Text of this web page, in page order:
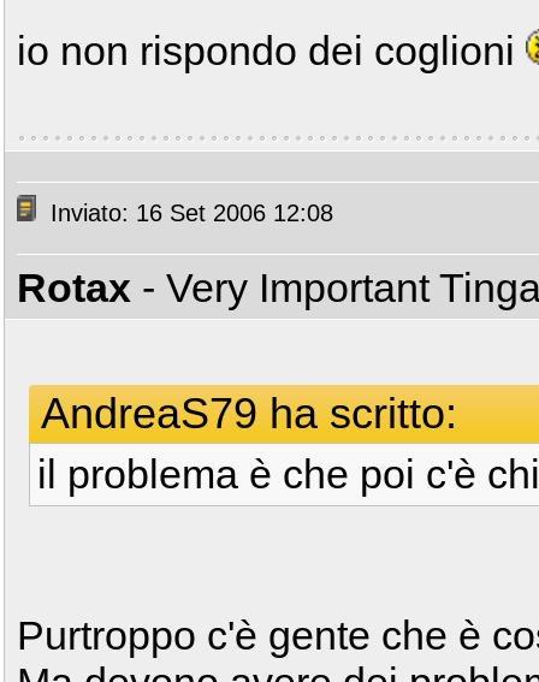
io non rispondo dei coglioni
Inviato: 16 Set 2006 12:08
Rotax - Very Important
AndreaS79 ha scritto:
il problema è che poi c'è
Purtroppo c'è gente che è